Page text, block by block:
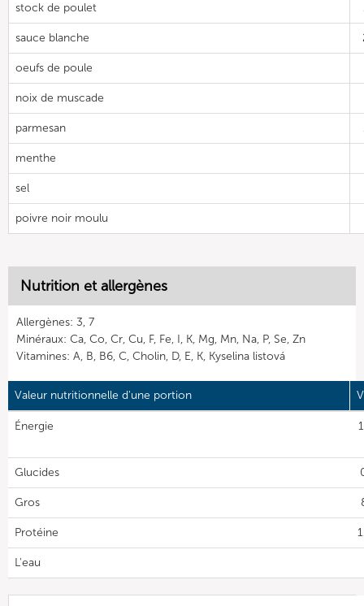
stock de poulet
sauce blanche
oeufs de poule
noix de muscade
parmesan
menthe
sel
poivre noir moulu
Nutrition et allergènes
Allergènes: 3, 7
Minéraux: Ca, Co, Cr, Cu, F, Fe, I, K, Mg, Mn, Na, P, Se, Zn
Vitamines: A, B, B6, C, Cholin, D, E, K, Kyselina listová
Valeur nutritionnelle d'une portion
Énergie
Glucides
Gros
Protéine
L'eau